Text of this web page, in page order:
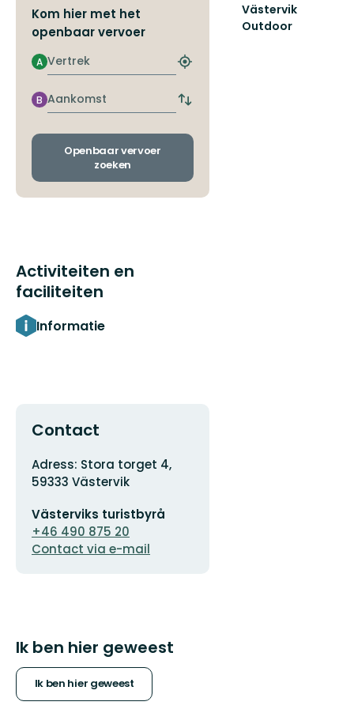
Kom hier met het
openbaar vervoer
Vertrek
A
Zoek
dichtstbijzijnde
halte
Aankomst
B
Wissel
en
Openbaar vervoer
zoeken
Activiteiten en
faciliteiten
Informatie
Contact
Adres
Adress: Stora torget 4,
59333 Västervik
mailadres
Västerviks turistbyrå
+46 490 875 20
Contact via e-mail
Ik ben hier geweest
Ik ben hier geweest
Västervik
Outdoor